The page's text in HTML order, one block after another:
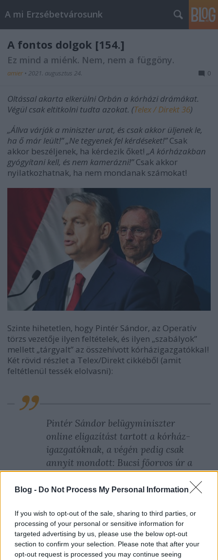
Blog - Do Not Process My Personal Information
If you wish to opt-out of the sale, sharing to third parties, or
processing of your personal or sensitive information for
targeted advertising by us, please use the below opt-out
section to confirm your selection. Please note that after your
opt-out request is processed you may continue seeing
A mi Erzsébetvárosunk
A fontos dolgok [154.]
Ez mind a miénk. Nem, nem a függöny.
amier • 2021. augusztus 24. 0
Oltással akarta elkerülni Orbán a kórházi drámákat.
Végül csak eltitkolni tudta azokat. (Telex / Direkt 36)
„Állva várják a miniszter urat, és csak akkor üljenek le,
ha ő már leült!” „Ne tegyenek fel kérdéseket!”Csak
akkor beszéljenek, ha kérdezik őket! „A kórházakban
gyógyítani kell, és nem kamerázni!”Csak akkor
nyilatkozhatnak, ha nem mondanak számokat!
Szinte hihetetlen, hogy Pintér Sándor, az Operatív
törzs vezetője ilyen feltételek, és ilyen „szabályok”
mellett „tárgyalt” az összehívott kórházigazgatókkal!
Két rövid részlet a Telex/Direkt cikkéből (amit
feltétlenül tessék elolvasni):
Pintér Sándor belügyminiszter
online eligazítást tartott a kórház-
igazgatóknak, a végén pedig csak
annyit mondott: Bucsi főorvos úr a
jövő héten jelentkezzen nála
Budapesten egy személyes
többi kórházigazgatónak, hogy aki
kibeszél, az bajba kerül.
...